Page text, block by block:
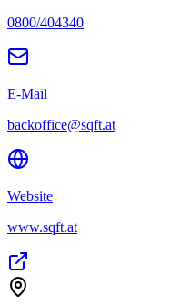
0800/404340
E-Mail
backoffice@sqft.at
Website
www.sqft.at